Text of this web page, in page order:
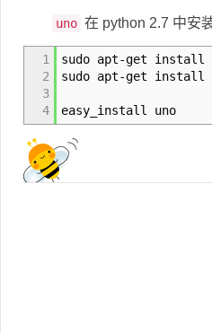
uno 在 python 2.7 中安
1
2
3
4
sudo apt-get install
sudo apt-get install
easy_install uno